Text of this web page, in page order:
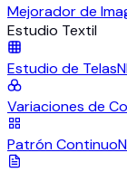
Mejorador de
Estudio Textil
Estudio de Telas
Variaciones de
Patrón Continuo